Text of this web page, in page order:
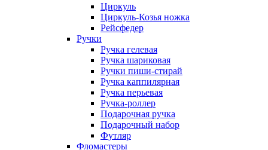
Циркуль
Циркуль-Козья ножка
Рейсфедер
Ручки
Ручка гелевая
Ручка шариковая
Ручки пиши-стирай
Ручка каппилярная
Ручка перьевая
Ручка-роллер
Подарочная ручка
Подарочный набор
Футляр
Фломастеры